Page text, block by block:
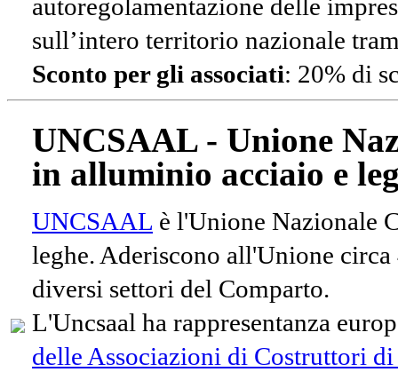
autoregolamentazione delle
sull’intero territorio nazionale
Sconto per gli associati: 20% di
UNCSAAL - Unione
in alluminio acciaio e
UNCSAAL è l'Unione Nazionale
leghe. Aderiscono all'Unione
diversi settori del Comparto.
L'Uncsaal ha rappresentanza
delle Associazioni di Costruttori